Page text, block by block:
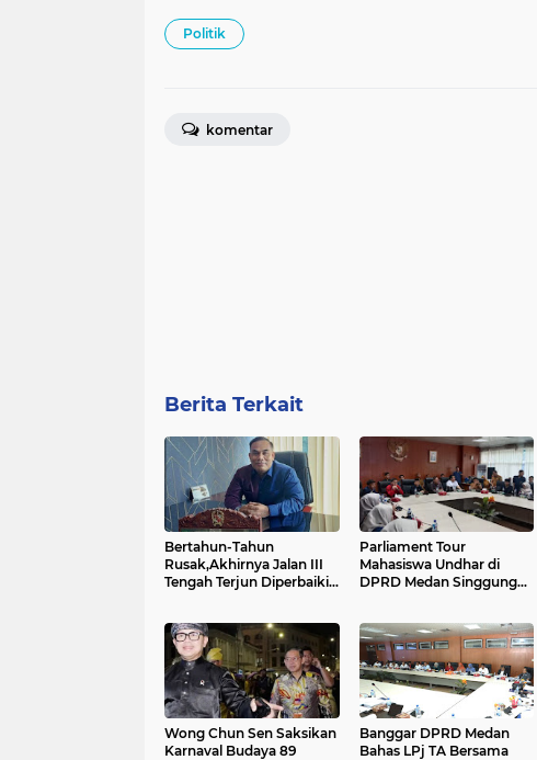
Politik
komentar
Berita Terkait
Bertahun-Tahun
Rusak,Akhirnya Jalan III
Tengah Terjun Diperbaiki:
Parliament Tour
Mahasiswa Undhar di
DPRD Medan Singgung
Wong Chun Sen Saksikan
Karnaval Budaya 89
Banggar DPRD Medan
Bahas LPj TA Bersama